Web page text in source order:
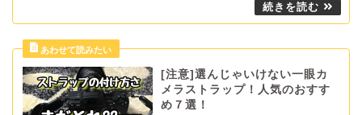
[注意]選んじゃいけない一眼カ
メラストラップ！人気のおすす
め７選！